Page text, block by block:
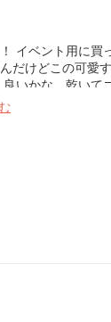
イベント用に買
だけどこの可愛
いかな。乾いて
！これはリピし